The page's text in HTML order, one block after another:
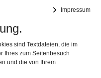
Impressum
sind Textdateien, die im
Ihres zum Seitenbesuch
und die von Ihrem